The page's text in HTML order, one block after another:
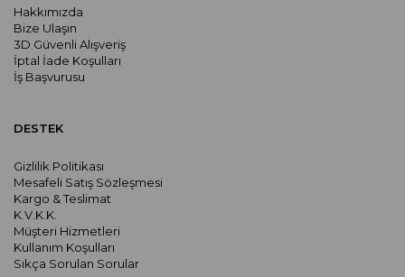
Hakkımızda
Bize Ulaşın
3D Güvenli Alışveriş
İptal İade Koşulları
İş Başvurusu
DESTEK
Gizlilik Politikası
Mesafeli Satış Sözleşmesi
Kargo & Teslimat
K.V.K.K.
Müşteri Hizmetleri
Kullanım Koşulları
Sıkça Sorulan Sorular